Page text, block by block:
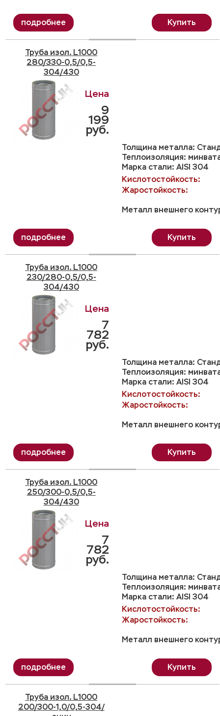
Купить
Труба изол. L1000
280/330-0,5/0,5-
304/430
Толщина металла:
Теплоизоляция:
Марка стали: AISI 304
Кислотостойкость:
Жаростойкость:
Металл внешнего
9
199
руб.
Купить
Труба изол. L1000
230/280-0,5/0,5-
304/430
Толщина металла:
Теплоизоляция:
Марка стали: AISI 304
Кислотостойкость:
Жаростойкость:
Металл внешнего
7
782
руб.
Купить
Труба изол. L1000
250/300-0,5/0,5-
304/430
Толщина металла:
Теплоизоляция:
Марка стали: AISI 304
Кислотостойкость:
Жаростойкость:
Металл внешнего
7
782
руб.
Купить
Труба изол. L1000
200/300-1,0/0,5-304/